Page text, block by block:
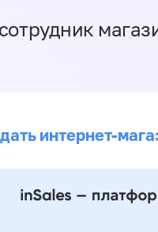
интернет-